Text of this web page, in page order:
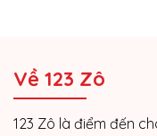
Về 123 Zô
123 Zô là điểm đến